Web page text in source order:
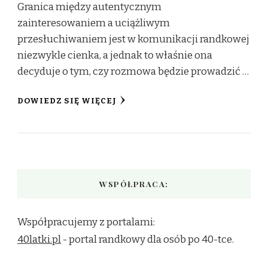
Granica między autentycznym
zainteresowaniem a uciążliwym
przesłuchiwaniem jest w komunikacji randkowej
niezwykle cienka, a jednak to właśnie ona
decyduje o tym, czy rozmowa będzie prowadzić …
DOWIEDZ SIĘ WIĘCEJ
WSPÓŁPRACA:
Współpracujemy z portalami:
40latki.pl- portal randkowy dla osób po 40-tce.